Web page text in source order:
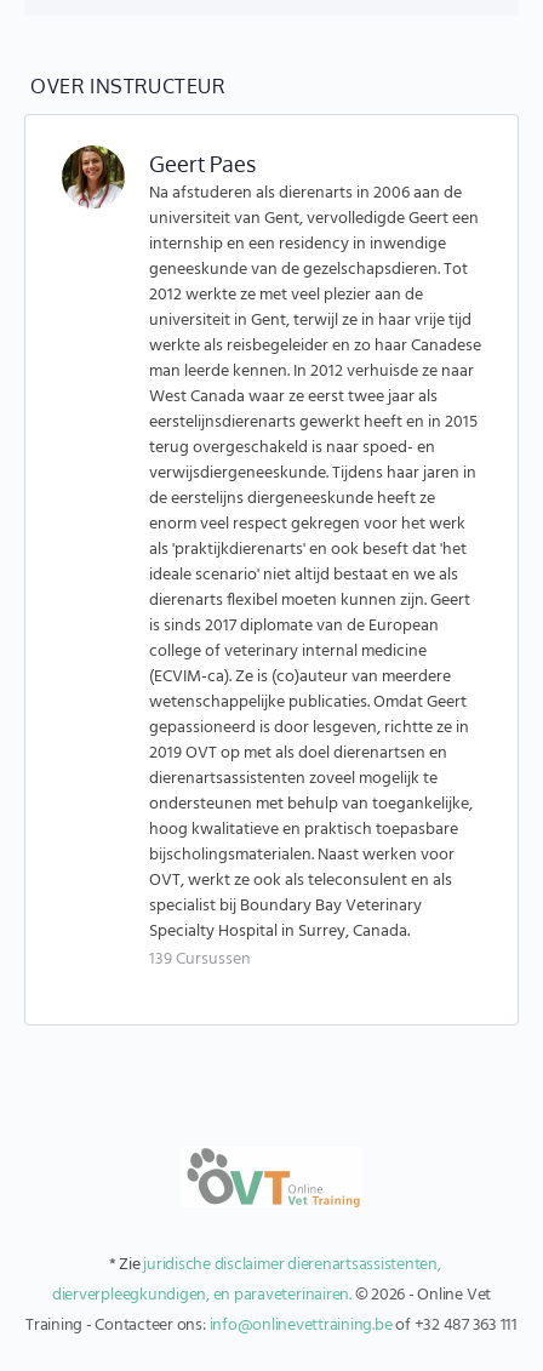
OVER INSTRUCTEUR
Geert Paes
Na afstuderen als dierenarts in 2006 aan de
universiteit van Gent, vervolledigde Geert een
internship en een residency in inwendige
geneeskunde van de gezelschapsdieren. Tot
2012 werkte ze met veel plezier aan de
universiteit in Gent, terwijl ze in haar vrije tijd
werkte als reisbegeleider en zo haar Canadese
man leerde kennen. In 2012 verhuisde ze naar
West Canada waar ze eerst twee jaar als
eerstelijnsdierenarts gewerkt heeft en in 2015
terug overgeschakeld is naar spoed- en
verwijsdiergeneeskunde. Tijdens haar jaren in
de eerstelijns diergeneeskunde heeft ze
enorm veel respect gekregen voor het werk
als 'praktijkdierenarts' en ook beseft dat 'het
ideale scenario' niet altijd bestaat en we als
dierenarts flexibel moeten kunnen zijn. Geert
is sinds 2017 diplomate van de European
college of veterinary internal medicine
(ECVIM-ca). Ze is (co)auteur van meerdere
wetenschappelijke publicaties. Omdat Geert
gepassioneerd is door lesgeven, richtte ze in
2019 OVT op met als doel dierenartsen en
dierenartsassistenten zoveel mogelijk te
ondersteunen met behulp van toegankelijke,
hoog kwalitatieve en praktisch toepasbare
bijscholingsmaterialen. Naast werken voor
OVT, werkt ze ook als teleconsulent en als
specialist bij Boundary Bay Veterinary
Specialty Hospital in Surrey, Canada.
139 Cursussen
* Ziejuridische disclaimer dierenartsassistenten,
dierverpleegkundigen, en paraveterinairen.© 2026 - Online Vet
Training - Contacteer ons:info@onlinevettraining.beof +32 487 363 111